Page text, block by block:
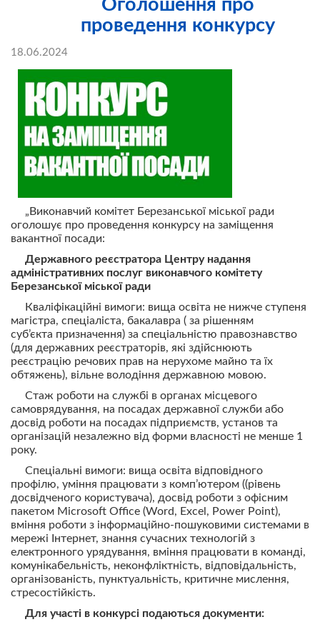
Оголошення про
проведення конкурсу
18.06.2024
„Виконавчий комітет Березанської міської ради
оголошує про проведення конкурсу на заміщення
вакантної посади:
Державного реєстратора Центру надання
адміністративних послуг виконавчого комітету
Березанської міської ради
Кваліфікаційні вимоги: вища освіта не нижче ступеня
магістра, спеціаліста, бакалавра ( за рішенням
суб’єкта призначення) за спеціальністю правознавство
(для державних реєстраторів, які здійснюють
реєстрацію речових прав на нерухоме майно та їх
обтяжень), вільне володіння державною мовою.
Стаж роботи на службі в органах місцевого
самоврядування, на посадах державної служби або
досвід роботи на посадах підприємств, установ та
організацій незалежно від форми власності не менше 1
року.
Спеціальні вимоги: вища освіта відповідного
профілю, уміння працювати з комп’ютером ((рівень
досвідченого користувача), досвід роботи з офісним
пакетом Microsoft Office (Word, Excel, Power Point),
вміння роботи з інформаційно-пошуковими системами в
мережі Інтернет, знання сучасних технологій з
електронного урядування, вміння працювати в команді,
комунікабельність, неконфліктність, відповідальність,
організованість, пунктуальність, критичне мислення,
стресостійкість.
Для участі в конкурсі подаються документи: